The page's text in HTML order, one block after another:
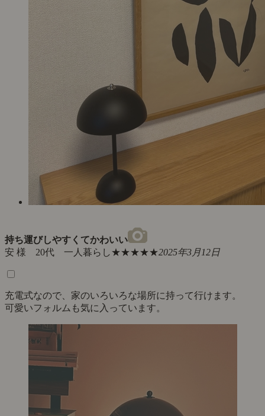
持ち運びしやすくてかわいい
安 様 20代 一人暮らし★★★★★2025年3月12日
充電式なので、家のいろいろな場所に持って行けます。
可愛いフォルムも気に入っています。